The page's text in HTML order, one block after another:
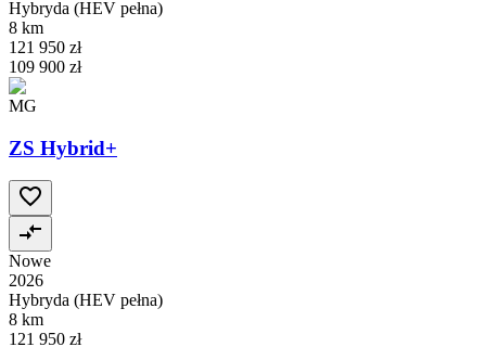
Hybryda (HEV pełna)
8 km
121 950 zł
109 900 zł
MG
ZS Hybrid+
Nowe
2026
Hybryda (HEV pełna)
8 km
121 950 zł